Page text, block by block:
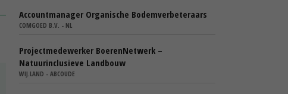
Accountmanager Organische Bodemverbeteraars
COMGOED B.V. - NL
Projectmedewerker BoerenNetwerk –
Natuurinclusieve Landbouw
WIJ.LAND - ABCOUDE